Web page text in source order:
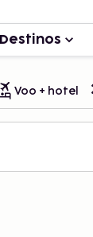
Destinos
Voo + hotel